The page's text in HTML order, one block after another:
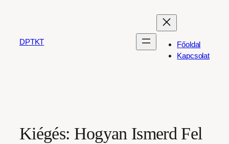
DPTKT
Főoldal
Kapcsolat
Kiégés: Hogyan Ismerd Fel